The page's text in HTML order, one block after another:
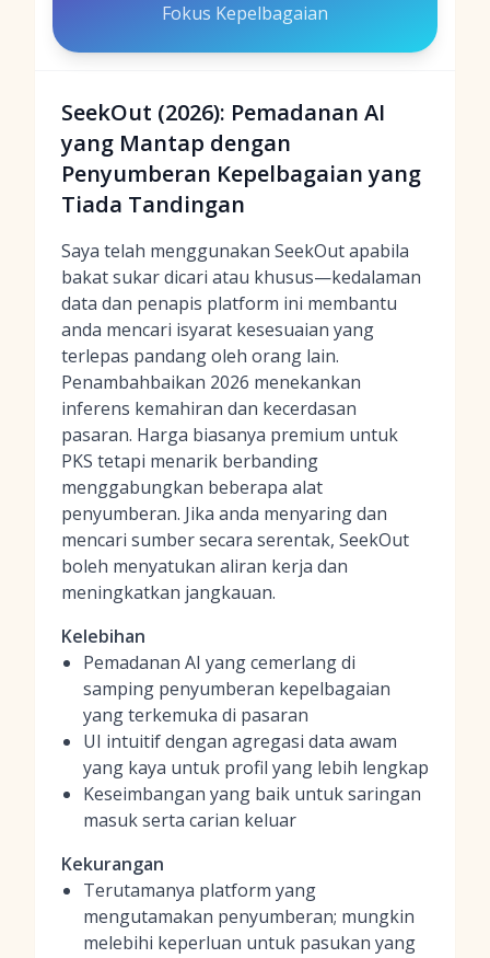
Fokus Kepelbagaian
SeekOut (2026): Pemadanan AI
yang Mantap dengan
Penyumberan Kepelbagaian yang
Tiada Tandingan
Saya telah menggunakan SeekOut apabila
bakat sukar dicari atau khusus—kedalaman
data dan penapis platform ini membantu
anda mencari isyarat kesesuaian yang
terlepas pandang oleh orang lain.
Penambahbaikan 2026 menekankan
inferens kemahiran dan kecerdasan
pasaran. Harga biasanya premium untuk
PKS tetapi menarik berbanding
menggabungkan beberapa alat
penyumberan. Jika anda menyaring dan
mencari sumber secara serentak, SeekOut
boleh menyatukan aliran kerja dan
meningkatkan jangkauan.
Kelebihan
Pemadanan AI yang cemerlang di
samping penyumberan kepelbagaian
yang terkemuka di pasaran
UI intuitif dengan agregasi data awam
yang kaya untuk profil yang lebih lengkap
Keseimbangan yang baik untuk saringan
masuk serta carian keluar
Kekurangan
Terutamanya platform yang
mengutamakan penyumberan; mungkin
melebihi keperluan untuk pasukan yang